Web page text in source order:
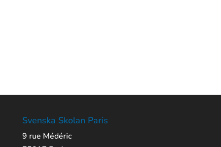
Svenska Skolan Paris
9 rue Médéric